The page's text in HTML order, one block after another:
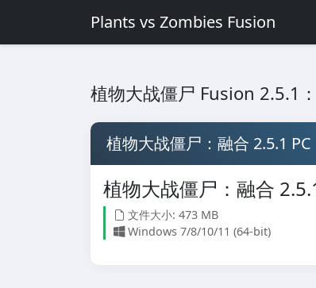
Plants vs Zombies Fusion
植物大战僵尸 Fusion 2.5.1
植物大战僵尸：融合 2.5.1 PC
植物大战僵尸：融合
文件大小: 473 MB
Windows 7/8/10/11 (64-bit)